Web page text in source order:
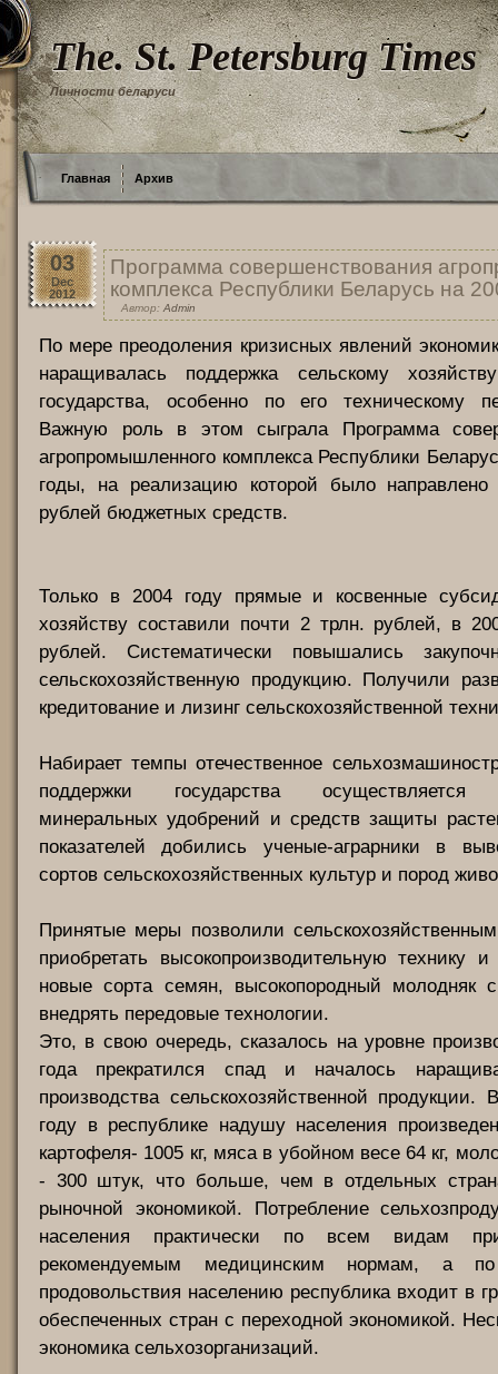
The. St. Petersburg Times
Личности беларуси
Главная Архив
03
Dec
2012
Программа совершенствования
комплекса Республики Беларусь на
Автор: Admin
По мере преодоления кризисных явлений
наращивалась поддержка сельскому
государства, особенно по его техническому
Важную роль в этом сыграла Программа
агропромышленного комплекса Республики
годы, на реализацию которой было
рублей бюджетных средств.
Только в 2004 году прямые и косвенные
хозяйству составили почти 2 трлн. рублей, в
рублей. Систематически повышались
сельскохозяйственную продукцию. Получили
кредитование и лизинг сельскохозяйственной
Набирает темпы отечественное
поддержки государства осуществляется
минеральных удобрений и средств защиты
показателей добились ученые-аграрники в
сортов сельскохозяйственных культур и пород
Принятые меры позволили
приобретать высокопроизводительную технику и
новые сорта семян, высокопородный молодняк
внедрять передовые технологии.
Это, в свою очередь, сказалось на уровне
года прекратился спад и началось
производства сельскохозяйственной продукции.
году в республике надушу населения
картофеля- 1005 кг, мяса в убойном весе 64 кг,
- 300 штук, что больше, чем в отдельных
рыночной экономикой. Потребление
населения практически по всем видам
рекомендуемым медицинским нормам, а по
продовольствия населению республика входит в
обеспеченных стран с переходной экономикой.
экономика сельхозорганизаций.